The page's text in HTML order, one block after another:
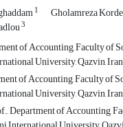
1 Gholamreza
3
of Accounting, Faculty of
University, Qazvin,
of Accounting, Faculty of
University, Qazvin,
Department of Accounting,